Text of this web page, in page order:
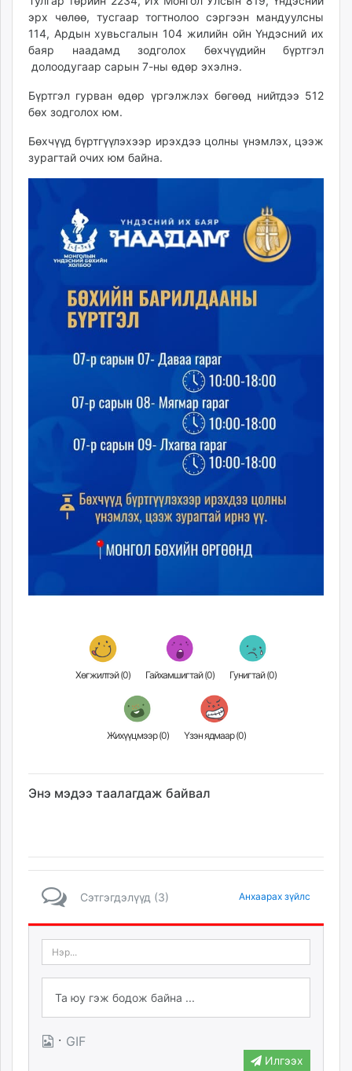
ikon.mn
mnb.mn
Livetv.mn
Eguur.mn
24tsag.mn
shuud.mn
ergelt.mn
mminfo.mn
ugluu.mn
urlag.mn
shudarga.mn
unuudur.mn
mglradio.com
times.mn
tvmongolia.mn
эрх чөлөө, тусгаар тогтнолоо сэргээн мандуулсны
114, Ардын хувьсгалын 104 жилийн ойн Үндэсний их
баяр наадамд зодголох бөхчүүдийн бүртгэл
долоодугаар сарын 7-ны өдөр эхэлнэ.
Бүртгэл гурван өдөр үргэлжлэх бөгөөд нийтдээ 512
бөх зодголох юм.
Бөхчүүд бүртгүүлэхээр ирэхдээ цолны үнэмлэх, цээж
зурагтай очих юм байна.
Хөгжилтэй (0) Гайхамшигтай (0) Гунигтай (0)
Жихүүцмээр (0) Үзэн ядмаар (0)
Энэ мэдээ таалагдаж байвал
Сэтгэгдэлүүд (3) Анхаарах зүйлс
· GIF
Илгээх